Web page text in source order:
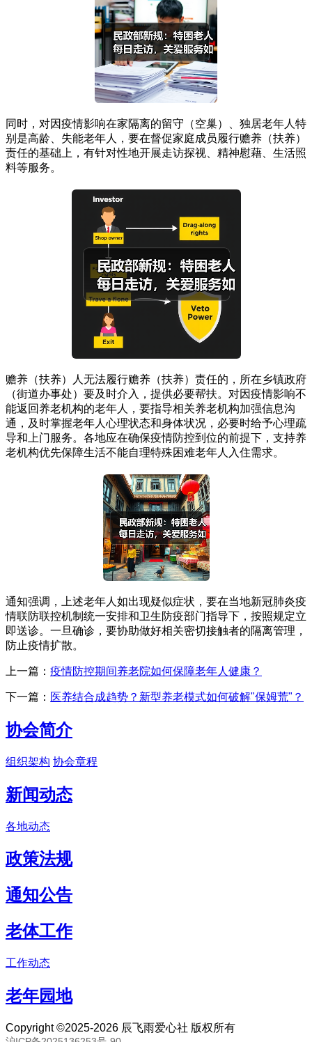
同时，对因疫情影响在家隔离的留守（空巢）、独居老年人特
别是高龄、失能老年人，要在督促家庭成员履行赡养（扶养）
责任的基础上，有针对性地开展走访探视、精神慰藉、生活照
料等服务。
赡养（扶养）人无法履行赡养（扶养）责任的，所在乡镇政府
（街道办事处）要及时介入，提供必要帮扶。对因疫情影响不
能返回养老机构的老年人，要指导相关养老机构加强信息沟
通，及时掌握老年人心理状态和身体状况，必要时给予心理疏
导和上门服务。各地应在确保疫情防控到位的前提下，支持养
老机构优先保障生活不能自理特殊困难老年人入住需求。
通知强调，上述老年人如出现疑似症状，要在当地新冠肺炎疫
情联防联控机制统一安排和卫生防疫部门指导下，按照规定立
即送诊。一旦确诊，要协助做好相关密切接触者的隔离管理，
防止疫情扩散。
上一篇： 疫情防控期间养老院如何保障老年人健康？
下一篇： 医养结合成趋势？新型养老模式如何破解"保姆荒"？
协会简介
组织架构 协会章程
新闻动态
各地动态
政策法规
通知公告
老体工作
工作动态
老年园地
Copyright ©2025-2026 辰飞雨爱心社 版权所有